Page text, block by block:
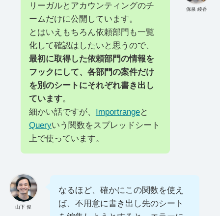
保泉 綾香
リーガルとアカウンティングのチ
ームだけに公開しています。
とはいえもちろん依頼部門も一覧
化して確認はしたいと思うので、
最初に取得した依頼部門の情報を
フックにして、各部門の案件だけ
を別のシートにそれぞれ書き出し
ています。
細かい話ですが、
Importrangeと
Queryいう関数をスプレッドシート
上で使っています。
山下 俊
なるほど、確かにこの関数を使え
ば、不用意に書き出し先のシート